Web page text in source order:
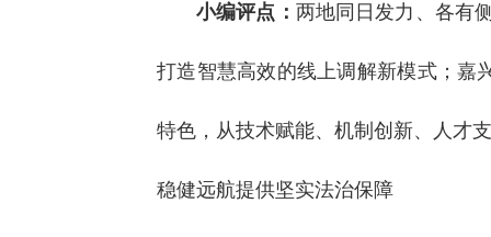
小编评点： 两地同日发力、各有
打造智慧高效的线上调解新模式；嘉
特色，从技术赋能、机制创新、人才
稳健远航提供坚实法治保障